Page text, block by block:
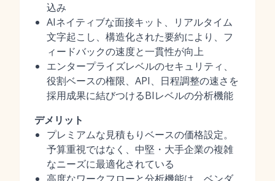
込み
AIネイティブな面接キット、リアルタイム
文字起こし、構造化された要約により、フ
ィードバックの速度と一貫性が向上
エンタープライズレベルのセキュリティ、
役割ベースの権限、API、日程調整の速さを
採用成果に結びつけるBIレベルの分析機能
デメリット
プレミアムな見積もりベースの価格設定。
予算重視ではなく、中堅・大手企業の複雑
なニーズに最適化されている